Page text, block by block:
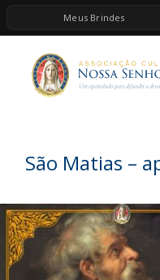
Meus Brindes
HOME
A ASSOCIAÇÃO
AS MELHORES
BRINDES
QUERO DOAR
São Matias –